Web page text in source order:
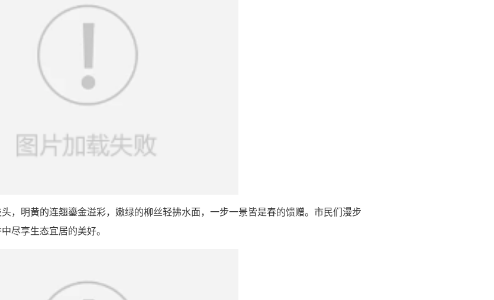
，明黄的连翘鎏金溢彩，嫩绿的柳丝轻拂水面，一步一景皆是春的馈赠。市民们漫步
尽享生态宜居的美好。